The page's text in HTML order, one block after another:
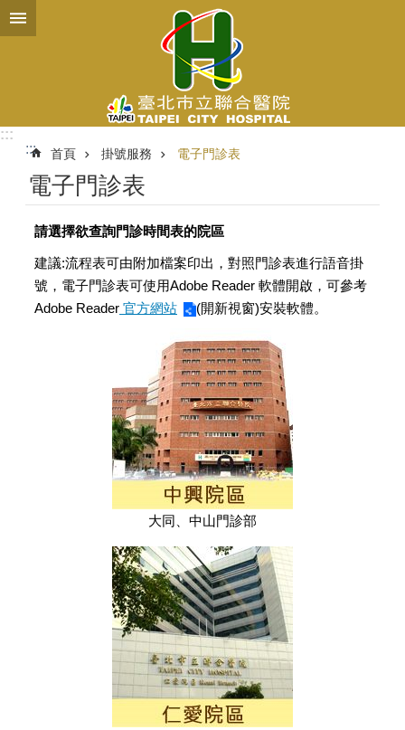
跳到主要內容區塊
:::
:::
首頁 掛號服務 電子門診表
電子門診表
請選擇欲查詢門診時間表的院區
建議:流程表可由附加檔案印出，對照門診表進行語音掛
號，電子門診表可使用Adobe Reader 軟體開啟，可參考
Adobe Reader 官方網站 (開新視窗)安裝軟體。
大同、中山門診部